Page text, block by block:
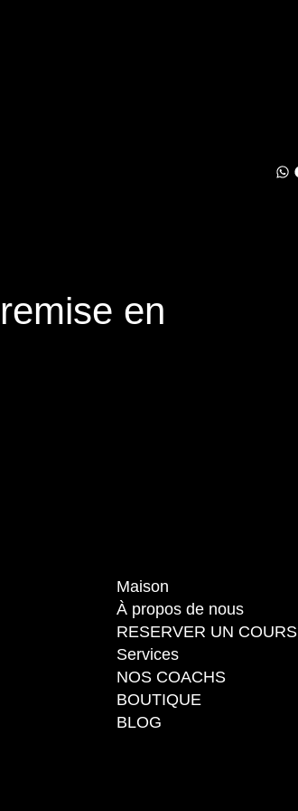
en
Maison
À propos de nous
RESERVER UN COURS
Services
NOS COACHS
BOUTIQUE
BLOG